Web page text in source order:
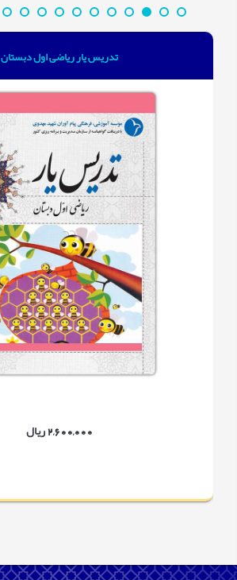
تدریس یار ریاضی اول دبستان
2,600,000 ریال